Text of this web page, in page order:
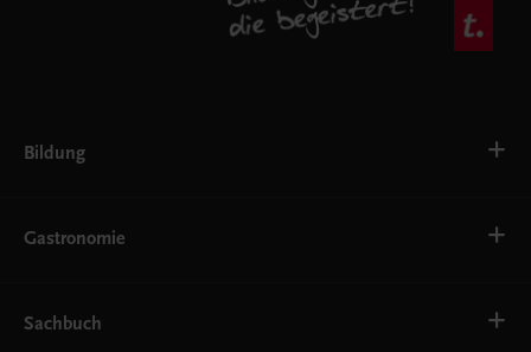
Bildung
AHS
EWF/ZWF
FW
Gastronomie
Getränke
Sachbuch